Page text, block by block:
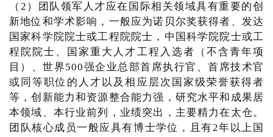
（2）团队领军人才应在国际相关领域具有重要的创
新地位和学术影响，一般应为诺贝尔奖获得者、发达
国家科学院院士或工程院院士，中国科学院院士或工
程院院士、国家重大人才工程入选者（不含青年项
目）、世界500强企业总部首席执行官、首席技术官
或同等职位的人才以及相应层次国家级荣誉获得者
等，创新能力和资源整合能力强，研究水平和成果居
本领域、本行业前列，业绩突出，主要精力在太仓。
团队核心成员一般应具有博士学位，且有2年以上国